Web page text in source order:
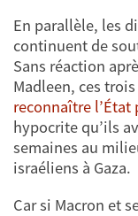
En parallèle, les
continuent de
Sans réaction
Madleen, ces
reconnaître
hypocrite qu’ils
semaines au
israéliens à Gaza.
Car si Macron et